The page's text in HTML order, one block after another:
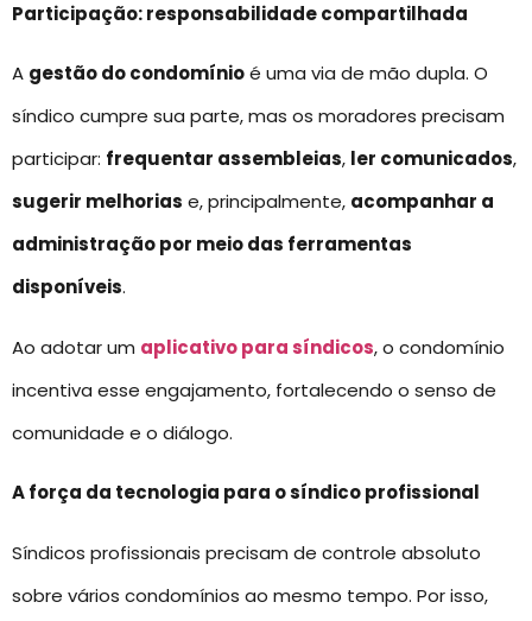
Participação: responsabilidade compartilhada
A gestão do condomínioé uma via de mão dupla. O
síndico cumpre sua parte, mas os moradores precisam
participar: frequentar assembleias, ler comunicados,
sugerir melhorias e, principalmente, acompanhar a
administração por meio das ferramentas
disponíveis.
Ao adotar um aplicativo para síndicos, o condomínio
incentiva esse engajamento, fortalecendo o senso de
comunidade e o diálogo.
A força da tecnologia para o síndico profissional
Síndicos profissionais precisam de controle absoluto
sobre vários condomínios ao mesmo tempo. Por isso,